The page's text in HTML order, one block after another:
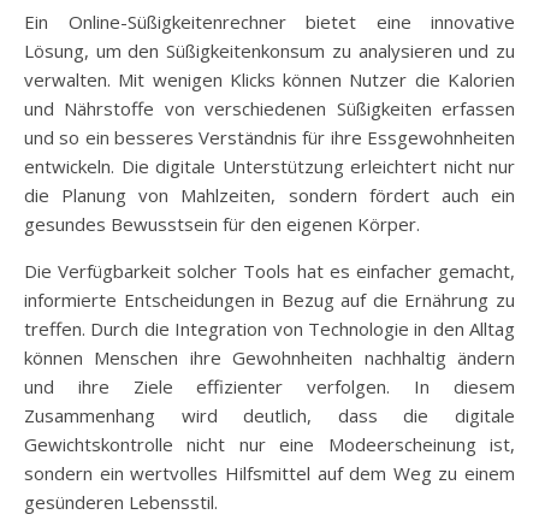
Ein Online-Süßigkeitenrechner bietet eine innovative
Lösung, um den Süßigkeitenkonsum zu analysieren und zu
verwalten. Mit wenigen Klicks können Nutzer die Kalorien
und Nährstoffe von verschiedenen Süßigkeiten erfassen
und so ein besseres Verständnis für ihre Essgewohnheiten
entwickeln. Die digitale Unterstützung erleichtert nicht nur
die Planung von Mahlzeiten, sondern fördert auch ein
gesundes Bewusstsein für den eigenen Körper.
Die Verfügbarkeit solcher Tools hat es einfacher gemacht,
informierte Entscheidungen in Bezug auf die Ernährung zu
treffen. Durch die Integration von Technologie in den Alltag
können Menschen ihre Gewohnheiten nachhaltig ändern
und ihre Ziele effizienter verfolgen. In diesem
Zusammenhang wird deutlich, dass die digitale
Gewichtskontrolle nicht nur eine Modeerscheinung ist,
sondern ein wertvolles Hilfsmittel auf dem Weg zu einem
gesünderen Lebensstil.